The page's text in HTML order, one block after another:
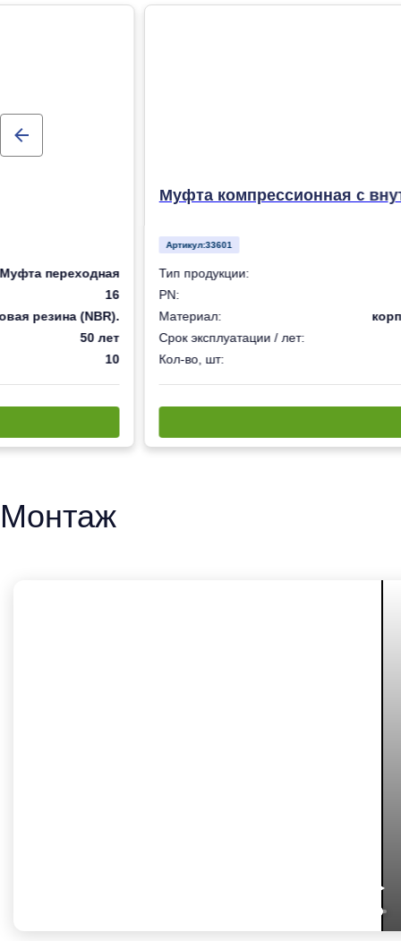
Муфта переходная
16
резина (NBR).
50 лет
10
Муфта компрессионная с
Артикул:33601
Тип продукции:
PN:
Материал:
Срок эксплуатации / лет:
Кол-во, шт:
Монтаж